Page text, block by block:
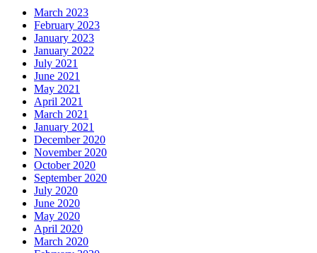
March 2023
February 2023
January 2023
January 2022
July 2021
June 2021
May 2021
April 2021
March 2021
January 2021
December 2020
November 2020
October 2020
September 2020
July 2020
June 2020
May 2020
April 2020
March 2020